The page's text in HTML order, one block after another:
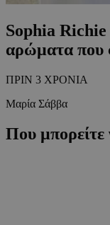
Sophia
αρώματα που
ΠΡΙΝ 3 ΧΡΟΝΙΑ
Μαρία Σάββα
Που μπορείτε